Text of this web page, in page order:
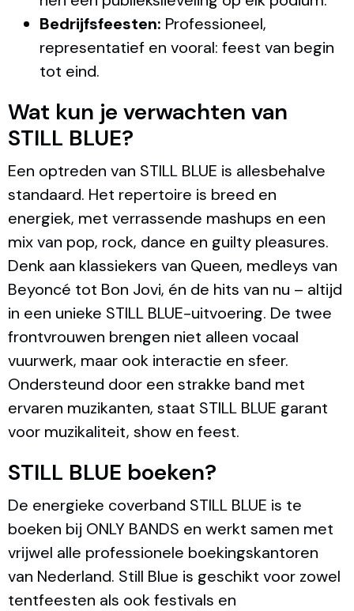
Bedrijfsfeesten: Professioneel,
representatief en vooral: feest van begin
tot eind.
Wat kun je verwachten van
STILL BLUE?
Een optreden van STILL BLUE is allesbehalve
standaard. Het repertoire is breed en
energiek, met verrassende mashups en een
mix van pop, rock, dance en guilty pleasures.
Denk aan klassiekers van Queen, medleys van
Beyoncé tot Bon Jovi, én de hits van nu – altijd
in een unieke STILL BLUE-uitvoering. De twee
frontvrouwen brengen niet alleen vocaal
vuurwerk, maar ook interactie en sfeer.
Ondersteund door een strakke band met
ervaren muzikanten, staat STILL BLUE garant
voor muzikaliteit, show en feest.
STILL BLUE boeken?
De energieke coverband STILL BLUE is te
boeken bij ONLY BANDS en werkt samen met
vrijwel alle professionele boekingskantoren
van Nederland. Still Blue is geschikt voor zowel
tentfeesten als ook festivals en